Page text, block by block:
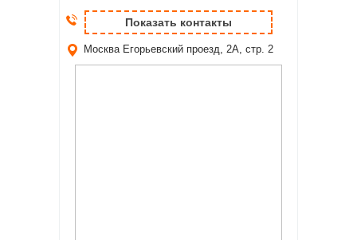
Показать контакты
Москва Егорьевский проезд, 2А, стр. 2